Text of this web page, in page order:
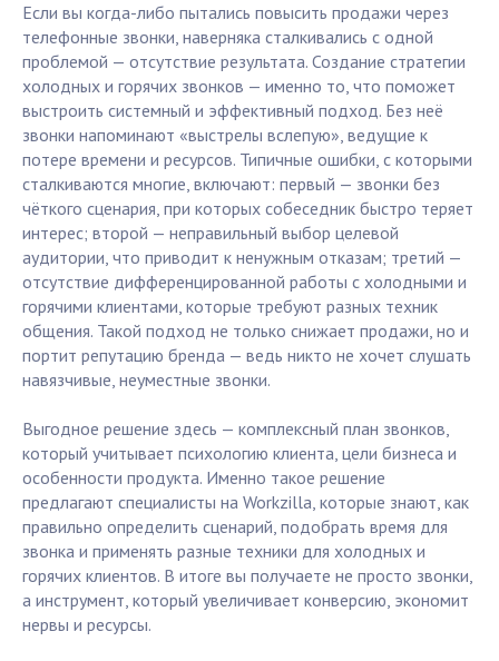
Если вы когда-либо пытались повысить продажи через
телефонные звонки, наверняка сталкивались с одной
проблемой — отсутствие результата. Создание стратегии
холодных и горячих звонков — именно то, что поможет
выстроить системный и эффективный подход. Без неё
звонки напоминают «выстрелы вслепую», ведущие к
потере времени и ресурсов. Типичные ошибки, с которыми
сталкиваются многие, включают: первый — звонки без
чёткого сценария, при которых собеседник быстро теряет
интерес; второй — неправильный выбор целевой
аудитории, что приводит к ненужным отказам; третий —
отсутствие дифференцированной работы с холодными и
горячими клиентами, которые требуют разных техник
общения. Такой подход не только снижает продажи, но и
портит репутацию бренда — ведь никто не хочет слушать
навязчивые, неуместные звонки.
Выгодное решение здесь — комплексный план звонков,
который учитывает психологию клиента, цели бизнеса и
особенности продукта. Именно такое решение
предлагают специалисты на Workzilla, которые знают, как
правильно определить сценарий, подобрать время для
звонка и применять разные техники для холодных и
горячих клиентов. В итоге вы получаете не просто звонки,
а инструмент, который увеличивает конверсию, экономит
нервы и ресурсы.